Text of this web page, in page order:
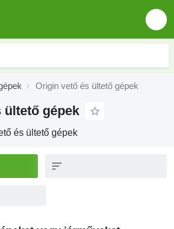
Origin vető és ültető gépek
ültető gépek
és ültető gépek